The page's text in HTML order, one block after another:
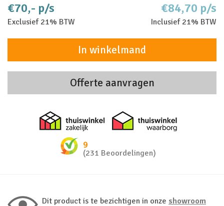
€70,- p/s
Exclusief 21% BTW
€84,70 p/s
Inclusief 21% BTW
In winkelmand
Offerte aanvragen
Thuiswinkel zakelijk
9
(231 Beoordelingen)
Dit product is te bezichtigen in onze showroom